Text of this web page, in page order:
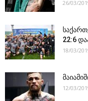
26/03/
22:6
18/03/
12/03/